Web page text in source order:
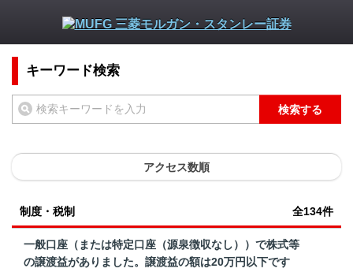
キーワード検索
検索する
アクセス数順
制度・税制 全134件
一般口座（または特定口座（源泉徴収なし））で株式等
の譲渡益がありました。譲渡益の額は20万円以下です